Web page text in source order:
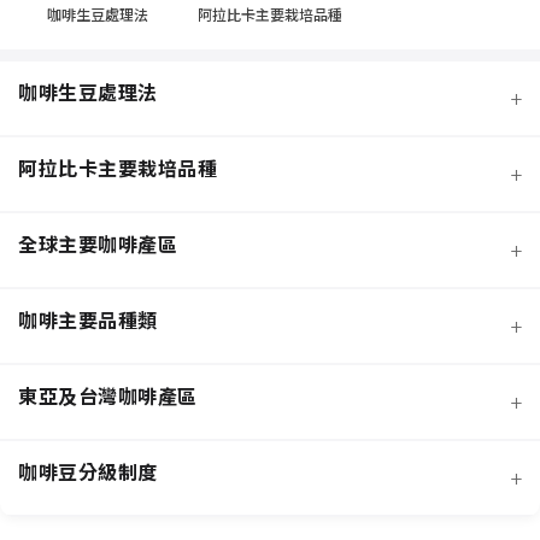
咖啡生豆處理法 阿拉比卡主要栽培品種
咖啡生豆處理法 +
阿拉比卡主要栽培品種 +
全球主要咖啡產區 +
咖啡主要品種類 +
東亞及台灣咖啡產區 +
咖啡豆分級制度 +